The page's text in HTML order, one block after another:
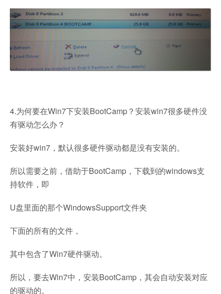
4.为何要在Win7下安装BootCamp？安装win7很多硬件没
有驱动怎么办？
安装好win7，默认很多硬件驱动都是没有安装的。
所以需要之前，借助于BootCamp，下载到的windows支
持软件，即
U盘里面的那个WindowsSupport文件夹
下面的所有的文件，
其中包含了Win7硬件驱动。
所以，要去Win7中，安装BootCamp，其会自动安装对应
的驱动的。